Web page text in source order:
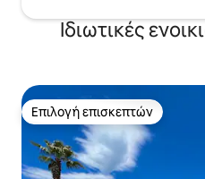
Ιδιωτικές
Επιλογή επισκεπτών
Επιλογή επισκεπτών